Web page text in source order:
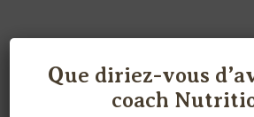
Que diriez-vous
coach